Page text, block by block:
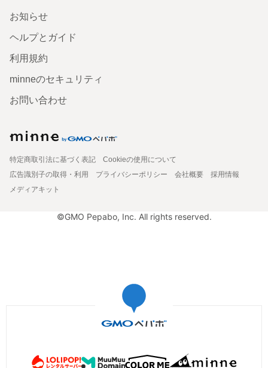
お知らせ
ヘルプとガイド
利用規約
minneのセキュリティ
お問い合わせ
特定商取引法に基づく表記
Cookieの使用について
広告識別子の取得・利用
プライバシーポリシー 会社概要
採用情報
メディアキット
©GMO Pepabo, Inc. All rights reserved.